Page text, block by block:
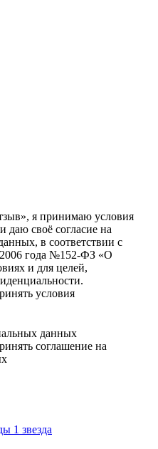
я принимаю условия
даю своё согласие на
в соответствии с
года №152-ФЗ «О
и для целей,
условия
данных
соглашение на
1 звезда